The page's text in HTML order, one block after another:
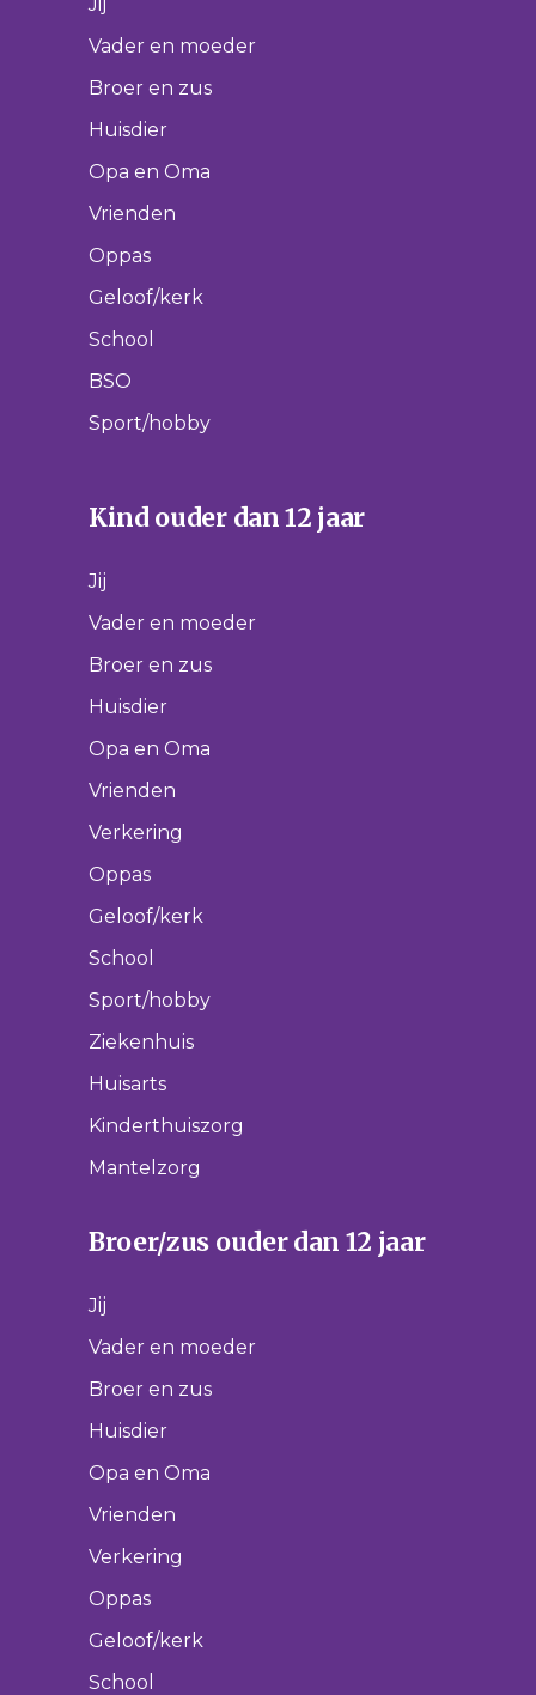
Vader en moeder
Broer en zus
Huisdier
Opa en Oma
Vrienden
Oppas
Geloof/kerk
School
BSO
Sport/hobby
Kind ouder dan 12 jaar
Jij
Vader en moeder
Broer en zus
Huisdier
Opa en Oma
Vrienden
Verkering
Oppas
Geloof/kerk
School
Sport/hobby
Ziekenhuis
Huisarts
Kinderthuiszorg
Mantelzorg
Broer/zus ouder dan 12 jaar
Jij
Vader en moeder
Broer en zus
Huisdier
Opa en Oma
Vrienden
Verkering
Oppas
Geloof/kerk
School